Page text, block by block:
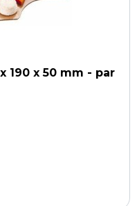
190 x 50 mm - par